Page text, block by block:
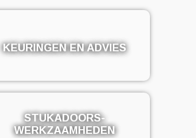
KEURINGEN EN ADVIES
KEURINGEN EN ADVIES
STUKADOORS-
WERKZAAMHEDEN
STUKADOORS-
WERKZAAMHEDEN